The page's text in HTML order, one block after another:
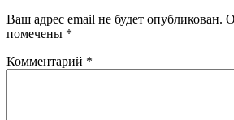
Ваш адрес email не будет опубликован.
помечены *
Комментарий *